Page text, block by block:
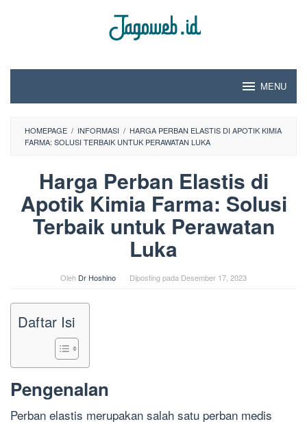
MENU
HOMEPAGE / INFORMASI / HARGA PERBAN ELASTIS DI APOTIK KIMIA
FARMA: SOLUSI TERBAIK UNTUK PERAWATAN LUKA
Harga Perban Elastis di
Apotik Kimia Farma: Solusi
Terbaik untuk Perawatan
Luka
Oleh Dr Hoshino Diposting pada Desember 17, 2023
Daftar Isi
Pengenalan
Perban elastis merupakan salah satu perban medis